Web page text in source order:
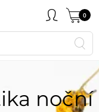
0
noční